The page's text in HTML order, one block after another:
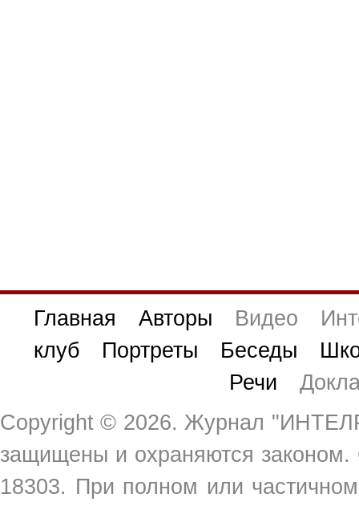
Главная Авторы Видео
клуб
Портреты Беседы
Речи
Copyright © 2026. Журнал
защищены и охраняются
18303. При полном или